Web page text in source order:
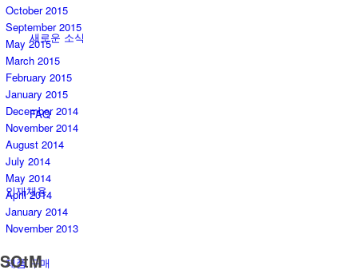
새로운 소식
FAQ
인재채용
제품 구매
October 2015
September 2015
May 2015
March 2015
February 2015
January 2015
December 2014
November 2014
August 2014
July 2014
May 2014
April 2014
January 2014
November 2013
SOtM